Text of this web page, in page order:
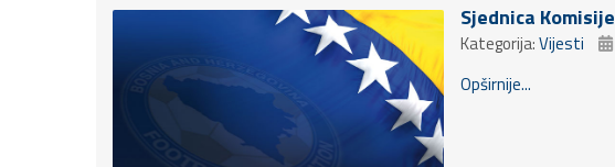
Sjednica
Kategorija:Vijesti
Opširnije...